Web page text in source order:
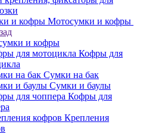
Мотосумки и кофры
и кофры
Кофры для
Сумки на бак
Сумки и баулы
Кофры для
Крепления